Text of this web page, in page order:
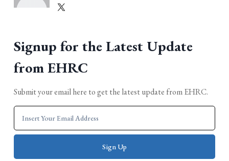
Signup for the Latest Update
from EHRC
Submit your email here to get the latest update from EHRC.